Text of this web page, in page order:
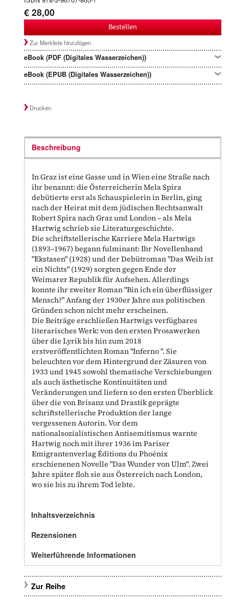
€ 28,00
Bestellen
Zur Merkliste hinzufügen
eBook (PDF (Digitales Wasserzeichen))
eBook (EPUB (Digitales Wasserzeichen))
Drucken
Beschreibung
In Graz ist eine Gasse und in Wien eine Straße nach
ihr benannt: die Österreicherin Mela Spira
debütierte erst als Schauspielerin in Berlin, ging
nach der Heirat mit dem jüdischen Rechtsanwalt
Robert Spira nach Graz und London – als Mela
Hartwig schrieb sie Literaturgeschichte.
Die schriftstellerische Karriere Mela Hartwigs
(1893–1967) begann fulminant: Ihr Novellenband
"Ekstasen" (1928) und der Debütroman "Das Weib ist
ein Nichts" (1929) sorgten gegen Ende der
Weimarer Republik für Aufsehen. Allerdings
konnte ihr zweiter Roman "Bin ich ein überflüssiger
Mensch?" Anfang der 1930er Jahre aus politischen
Gründen schon nicht mehr erscheinen.
Die Beiträge erschließen Hartwigs verfügbares
literarisches Werk: von den ersten Prosawerken
über die Lyrik bis hin zum 2018
erstveröffentlichten Roman "Inferno ". Sie
beleuchten vor dem Hintergrund der Zäsuren von
1933 und 1945 sowohl thematische Verschiebungen
als auch ästhetische Kontinuitäten und
Veränderungen und liefern so den ersten Überblick
über die von Brisanz und Drastik geprägte
schriftstellerische Produktion der lange
vergessenen Autorin. Vor dem
nationalsozialistischen Antisemitismus warnte
Hartwig noch mit ihrer 1936 im Pariser
Emigrantenverlag Éditions du Phoénix
erschienenen Novelle "Das Wunder von Ulm". Zwei
Jahre später floh sie aus Österreich nach London,
wo sie bis zu ihrem Tod lebte.
Inhaltsverzeichnis
Rezensionen
Weiterführende Informationen
Zur Reihe